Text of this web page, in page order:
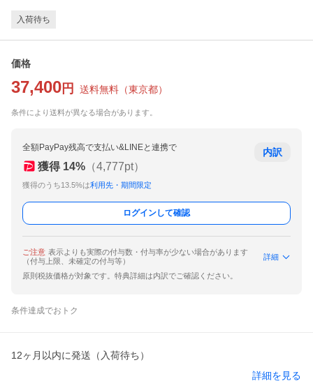
入荷待ち
価格
37,400 円 送料無料 （東京都）
条件により送料が異なる場合があります。
全額PayPay残高で支払い&LINEと連携で
獲得 14% （4,777pt）
獲得のうち13.5%は利用先・期間限定
内訳
ログインして確認
ご注意 表示よりも実際の付与数・付与率が少ない場合があります
（付与上限、未確定の付与等）
詳細
原則税抜価格が対象です。特典詳細は内訳でご確認ください。
条件達成でおトク
12ヶ月以内に発送（入荷待ち）
詳細を見る